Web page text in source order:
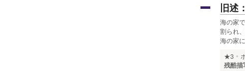
旧述
海の家
割られ
海の家
★3
残酷描